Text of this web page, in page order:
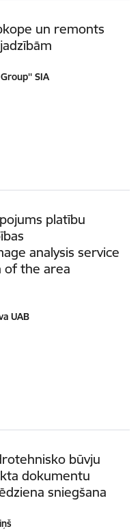
un remonts
SIA
platību
analysis service
the area
UAB
būvju
dokumentu
sniegšana